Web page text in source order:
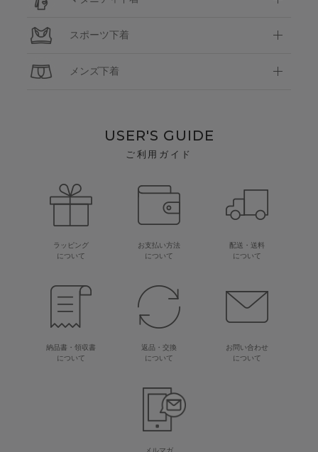
スポーツ下着
メンズ下着
USER'S GUIDE
ご利用ガイド
ラッピング
について
お支払い方法
について
配送・送料
について
納品書・領収書
について
返品・交換
について
お問い合わせ
について
メルマガ